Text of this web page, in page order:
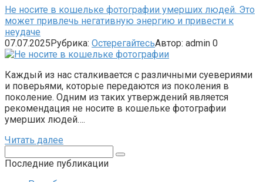
Не носите в кошельке фотографии умерших людей. Это
может привлечь негативную энергию и привести к
неудаче
07.07.2025Рубрика: ОстерегайтесьАвтор: admin 0
Каждый из нас сталкивается с различными суевериями
и поверьями, которые передаются из поколения в
поколение. Одним из таких утверждений является
рекомендация не носите в кошельке фотографии
умерших людей….
Читать далее
Последние публикации